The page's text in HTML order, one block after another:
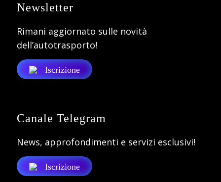
Newsletter
Rimani aggiornato sulle novità
dell’autotrasporto!
Iscrizione
Canale Telegram
News, approfondimenti e servizi esclusivi!
Iscrizione